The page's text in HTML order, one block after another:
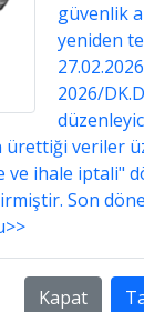
güvenlik
yeniden
2026/
ürettiği veriler
ve ihale iptali"
Son
Kapat